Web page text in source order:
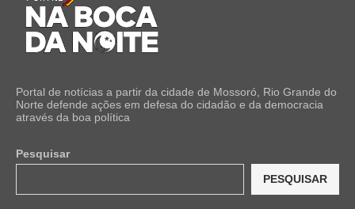
Portal de notícias a partir da cidade de Mossoró, Rio Grande do
Norte defende ações em defesa do cidadão e da democracia
através da boa política
Pesquisar
PESQUISAR